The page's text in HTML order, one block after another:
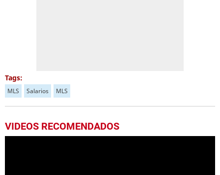
Tags:
MLS Salarios MLS
VIDEOS RECOMENDADOS